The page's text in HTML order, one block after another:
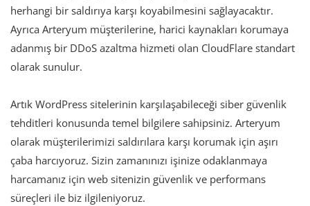
herhangi bir saldırıya karşı koyabilmesini sağlayacaktır.
Ayrıca Arteryum müşterilerine, harici kaynakları korumaya
adanmış bir DDoS azaltma hizmeti olan CloudFlare standart
olarak sunulur.
Artık WordPress sitelerinin karşılaşabileceği siber güvenlik
tehditleri konusunda temel bilgilere sahipsiniz. Arteryum
olarak müşterilerimizi saldırılara karşı korumak için aşırı
çaba harcıyoruz. Sizin zamanınızı işinize odaklanmaya
harcamanız için web sitenizin güvenlik ve performans
süreçleri ile biz ilgileniyoruz.